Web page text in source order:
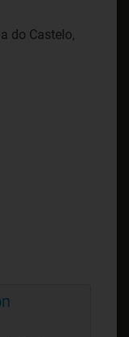
do Castelo,